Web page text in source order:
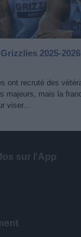
2025-
ont recruté des
majeurs, mais la
viser...
sur l'App